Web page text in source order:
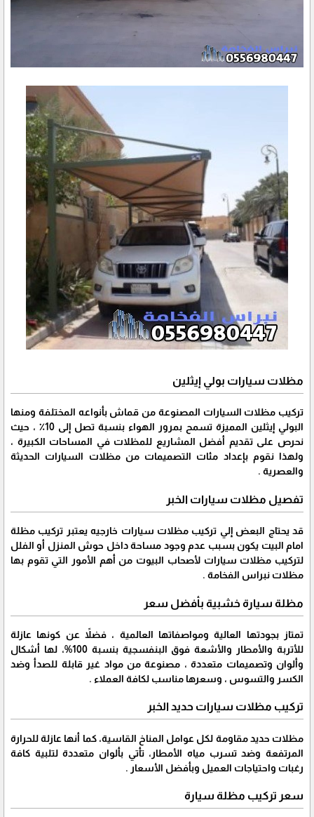
مظلات سيارات بولي إيثلين
تركيب مظلات السيارات المصنوعة من قماش بأنواعه المختلفة ومنها
البولي إيثلين المميزة تسمح بمرور الهواء بنسبة تصل إلى 10٪ ، حيث
نحرص على تقديم أفضل المشاريع للمظلات في المساحات الكبيرة ،
ولهذا نقوم بإعداد مئات التصميمات من مظلات السيارات الحديثة
والعصرية .
تفصيل مظلات سيارات الخبر
قد يحتاج البعض إلي تركيب مظلات سيارات خارجيه يعتبر تركيب مظلة
امام البيت يكون بسبب عدم وجود مساحة داخل حوش المنزل أو الفلل
لتركيب مظلات سيارات لأصحاب البيوت من أهم الأمور التي تقوم بها
مظلات نبراس الفخامة .
مظلة سيارة خشبية بأفضل سعر
تمتاز بجودتها العالية ومواصفاتها العالمية ، فضلاً عن كونها عازلة
للأتربة والأمطار والأشعة فوق البنفسجية بنسبة 100%، لها أشكال
وألوان وتصميمات متعددة ، مصنوعة من مواد غير قابلة للصدأ وضد
الكسر والتسوس ، وسعرها مناسب لكافة العملاء .
تركيب مظلات سيارات حديد الخبر
مظلات حديد مقاومة لكل عوامل المناخ القاسية، كما أنها عازلة للحرارة
المرتفعة وضد تسرب مياه الأمطار، تأتي بألوان متعددة لتلبية كافة
رغبات واحتياجات العميل وبأفضل الأسعار .
سعر تركيب مظلة سيارة